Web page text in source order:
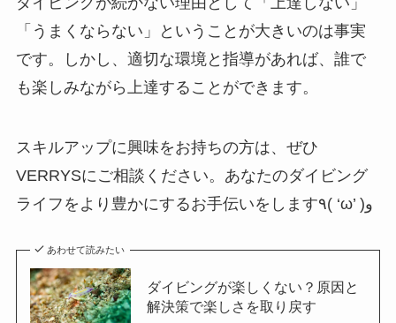
「うまくならない」ということが大きいのは事実
です。しかし、適切な環境と指導があれば、誰で
も楽しみながら上達することができます。
スキルアップに興味をお持ちの方は、ぜひ
VERRYSにご相談ください。あなたのダイビング
ライフをより豊かにするお手伝いをします٩( ‘ω’ )و
あわせて読みたい
ダイビングが楽しくない？原因と
解決策で楽しさを取り戻す